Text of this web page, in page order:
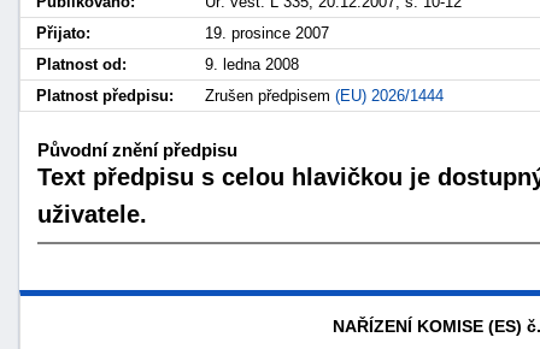
Přijato:
19. prosince 2007
Platnost od:
9. ledna 2008
Platnost předpisu:
Zrušen předpisem (EU) 2026/1444
Původní znění předpisu
Text předpisu s celou hlavičkou je
uživatele.
NAŘÍZENÍ KOMISE (ES)